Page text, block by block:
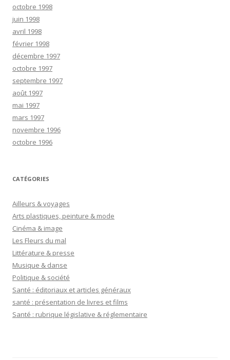
octobre 1998
juin 1998
avril 1998
février 1998
décembre 1997
octobre 1997
septembre 1997
août 1997
mai 1997
mars 1997
novembre 1996
octobre 1996
CATÉGORIES
Ailleurs & voyages
Arts plastiques, peinture & mode
Cinéma & image
Les Fleurs du mal
Littérature & presse
Musique & danse
Politique & société
Santé : éditoriaux et articles généraux
santé : présentation de livres et films
Santé : rubrique législative & réglementaire